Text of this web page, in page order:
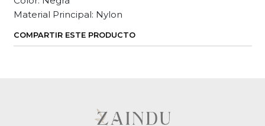
Material Principal: Nylon
COMPARTIR ESTE PRODUCTO